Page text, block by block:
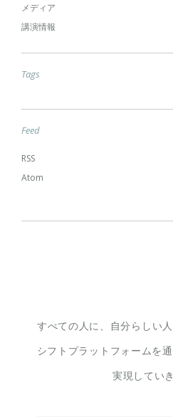
メディア
講演情報
Tags
Feed
RSS
Atom
すべての人に、自分らしい
シフトプラットフォームを通
実現してい